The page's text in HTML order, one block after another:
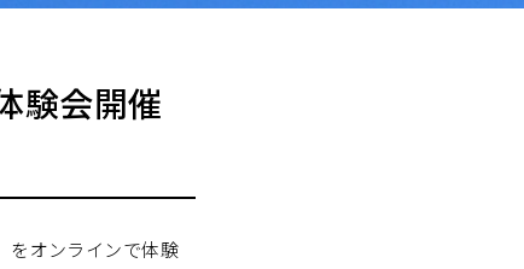
験会開催
をオンラインで体験